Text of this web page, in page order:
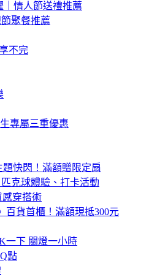
｜情人節送禮推薦
聚餐推薦
不完
專屬三重優惠
題快閃！滿額贈限定扇
克球體驗、打卡活動
感穿搭術
百貨首櫃！滿額現抵300元
一下 關燈一小時
點